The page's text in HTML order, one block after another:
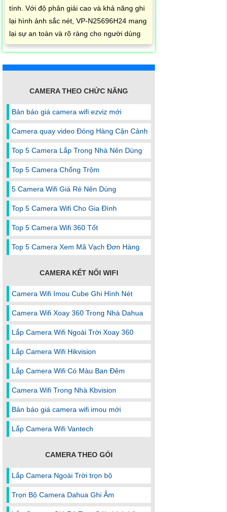
tính. Với độ phân giải cao và khả năng ghi
lại hình ảnh sắc nét, VP-N25696H24 mang
lại sự an toàn và rõ ràng cho người dùng
CAMERA THEO CHỨC NĂNG
Bản báo giá camera wifi ezviz mới
Camera quay video Đóng Hàng Cận Cảnh
Top 5 Camera Lắp Trong Nhà Nên Dùng
Top 5 Camera Chống Trộm
5 Camera Wifi Giá Rẻ Nên Dùng
Top 5 Camera Wifi Cho Gia Đình
Top 5 Camera Wifi 360 Tốt
Top 5 Camera Xem Mã Vạch Đơn Hàng
CAMERA KẾT NỐI WIFI
Camera Wifi Imou Cube Ghi Hình Nét
Camera Wifi Xoay 360 Trong Nhà Dahua
Lắp Camera Wifi Ngoài Trời Xoay 360
Lắp Camera Wifi Hikvision
Lắp Camera Wifi Có Màu Ban Đêm
Camera Wifi Trong Nhà Kbvision
Bản báo giá camera wifi imou mới
Lắp Camera Wifi Vantech
CAMERA THEO GÓI
Lắp Camera Ngoài Trời trọn bộ
Trọn Bộ Camera Dahua Ghi Âm